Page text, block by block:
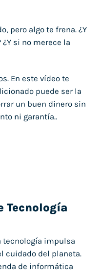
pero algo te frena. ¿Y
si no merece la
En este vídeo te
puede ser la
un buen dinero sin
ni garantía..
Tecnología
tecnología impulsa
cuidado del planeta.
de informática